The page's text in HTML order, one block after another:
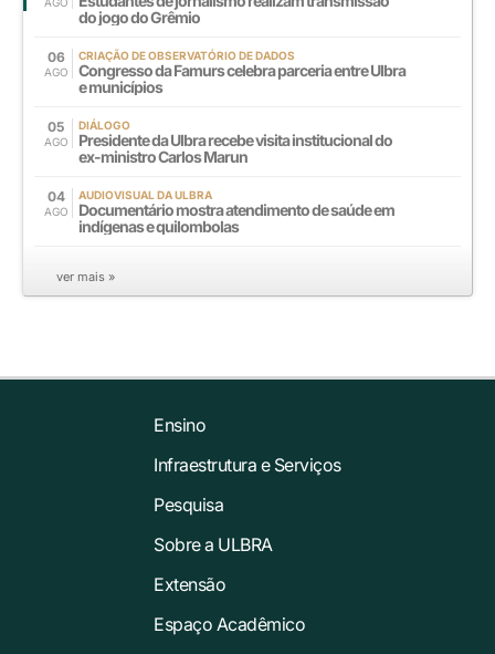
do jogo do Grêmio
06
AGO
CRIAÇÃO DE OBSERVATÓRIO DE DADOS
Congresso da Famurs celebra parceria entre Ulbra
e municípios
05
AGO
DIÁLOGO
Presidente da Ulbra recebe visita institucional do
ex-ministro Carlos Marun
04
AGO
AUDIOVISUAL DA ULBRA
Documentário mostra atendimento de saúde em
indígenas e quilombolas
ver mais »
Ensino
Infraestrutura e Serviços
Pesquisa
Sobre a ULBRA
Extensão
Espaço Acadêmico